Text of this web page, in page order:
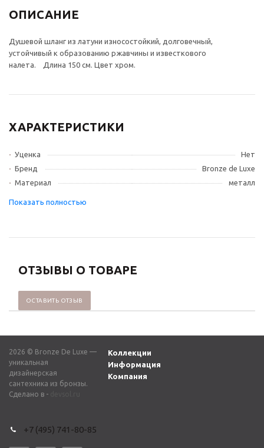
ОПИСАНИЕ
Душевой шланг из латуни износостойкий, долговечный,
устойчивый к образованию ржавчины и известкового
налета. Длина 150 см. Цвет хром.
ХАРАКТЕРИСТИКИ
Уценка
Нет
Бренд
Bronze de Luxe
Материал
металл
ОТЗЫВЫ О ТОВАРЕ
ОСТАВИТЬ ОТЗЫВ
2026 © Bronze De Luxe —
уникальная
дизайнерская
сантехника из бронзы.
Сделано в -
Коллекции
Информация
Компания
+7 (495) 741-80-85